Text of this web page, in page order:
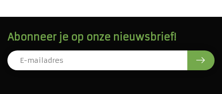
Abonneer je op onze nieuwsbrief!